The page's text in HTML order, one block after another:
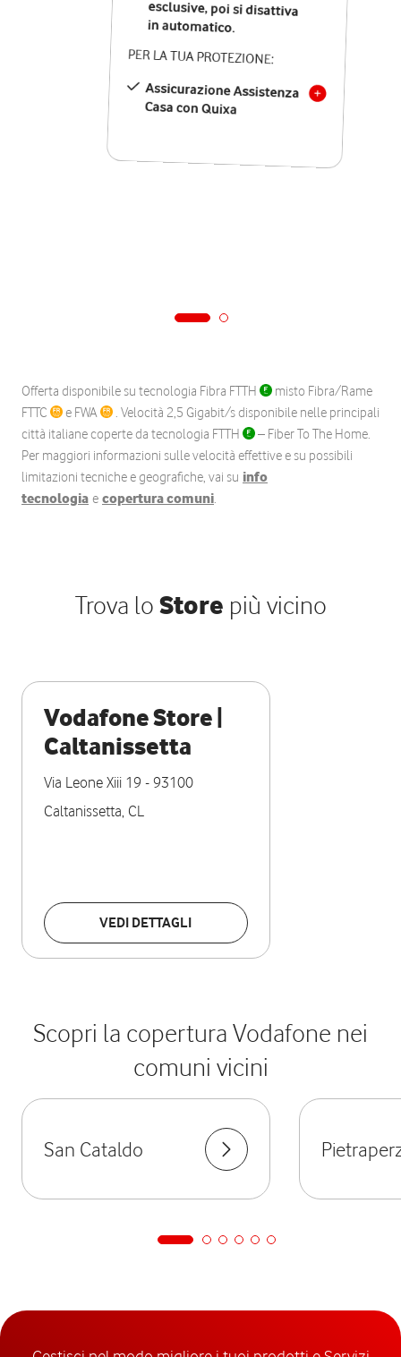
in automatico.
PER LA TUA PROTEZIONE:
Assicurazione Assistenza
Casa con Quixa
Offerta disponibile su tecnologia Fibra FTTH
misto Fibra/Rame
FTTC
e FWA
. Velocità 2,5 Gigabit/s disponibile nelle principali
città italiane coperte da tecnologia FTTH
– Fiber To The Home.
Per maggiori informazioni sulle velocità effettive e su possibili
limitazioni tecniche e geografiche, vai su info
tecnologia e copertura comuni.
Trova lo Store più vicino
Vodafone Store |
Caltanissetta
Via Leone Xiii 19 - 93100
Caltanissetta, CL
VEDI DETTAGLI
Scopri la copertura Vodafone nei
comuni vicini
San Cataldo